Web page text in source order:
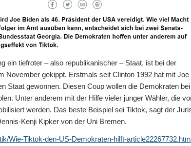
ein tiefroter – also republikanischer – Staat, ist bei der
November gekippt. Erstmals seit Clinton 1992 hat mit Joe
Staat gewonnen. Diesen Coup wollen die Demokraten
Unter anderem mit der Hilfe vieler junger Wähler, die
werden. Das beste Beispiel sei Tiktok, sagt der
Kenji Kipker von der Uni Bremen.
Wie-Tiktok-den-US-Demokraten-hilft-